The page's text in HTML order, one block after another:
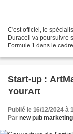
C'est officiel, le
Duracell va poursuivre
Formule 1 dans le
Start-up :
YourArt
Publié le 16/12/2024 à
Par new pub marketing